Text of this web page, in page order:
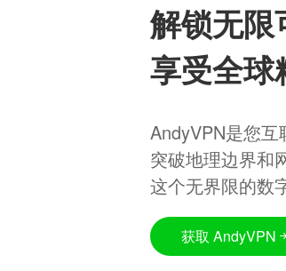
解锁无限
享受全球
AndyVPN是您
突破地理边界和
这个无界限的数
获取 AndyVPN